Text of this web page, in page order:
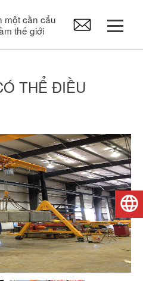
một cần cẩu
thế giới
Tin tức
THỂ ĐIỀU
Tiếng Việt